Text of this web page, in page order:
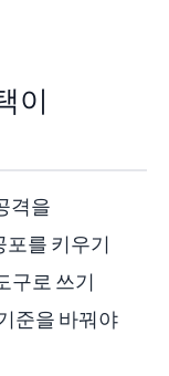
이
격을
포를 키우기
구로 쓰기
준을 바꿔야